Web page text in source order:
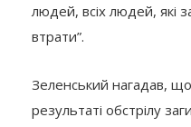
людей, всіх людей, які
втрати”.
Зеленський нагадав,
результаті обстрілу